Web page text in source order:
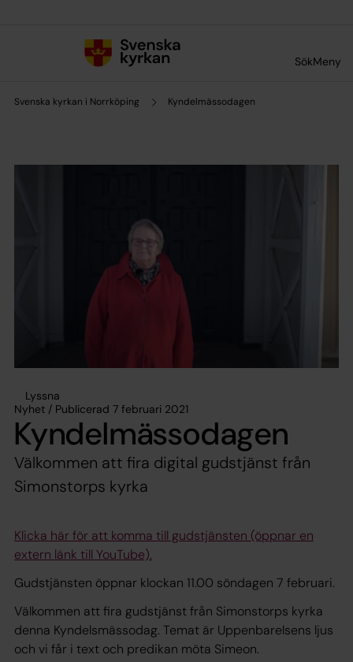
SökMeny
Svenska kyrkan i Norrköping Kyndelmässodagen
Lyssna
Nyhet / Publicerad 7 februari 2021
Kyndelmässodagen
Välkommen att fira digital gudstjänst från
Simonstorps kyrka
Klicka här för att komma till gudstjänsten (öppnar en
extern länk till YouTube).
Gudstjänsten öppnar klockan 11.00 söndagen 7 februari.
Välkommen att fira gudstjänst från Simonstorps kyrka
denna Kyndelsmässodag. Temat är Uppenbarelsens ljus
och vi får i text och predikan möta Simeon.